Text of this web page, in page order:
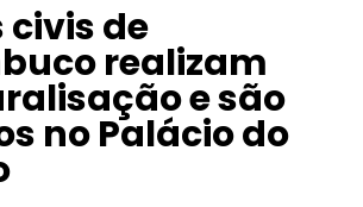
civis de
realizam
e são
no Palácio do